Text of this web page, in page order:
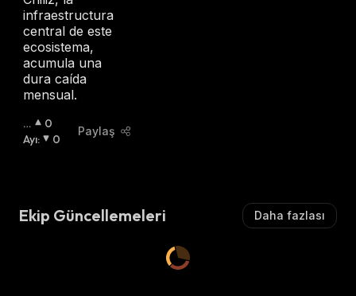
infraestructura
central de este
ecosistema,
acumula una
dura caída
mensual.
B
O
0
Ayı: 0
Paylaş
Ekip Güncellemeleri Daha fazlası